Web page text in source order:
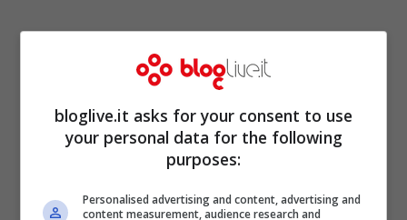
bloglive.it asks for your consent to use
your personal data for the following
purposes:
Personalised advertising and content, advertising and
content measurement, audience research and